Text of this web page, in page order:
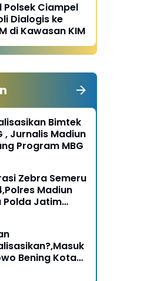
Polsek Ciampel
Dialogis ke
di Kawasan KIM
Bimtek
, Jurnalis Madiun
Program MBG
Zebra Semeru
Madiun
Polda Jatim
Bening Kota